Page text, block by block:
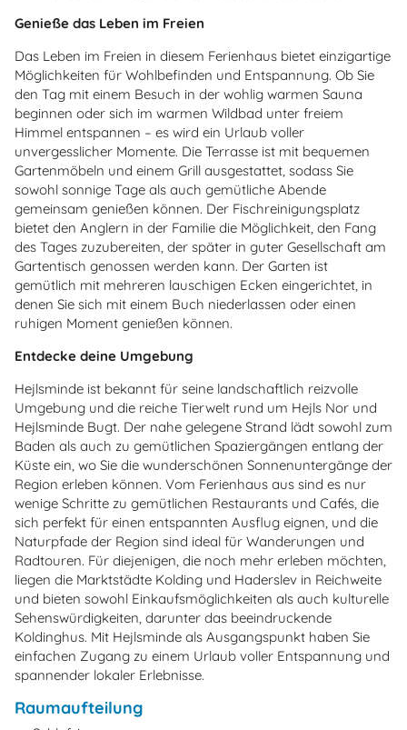
Genieße das Leben im Freien
Das Leben im Freien in diesem Ferienhaus bietet einzigartige
Möglichkeiten für Wohlbefinden und Entspannung. Ob Sie
den Tag mit einem Besuch in der wohlig warmen Sauna
beginnen oder sich im warmen Wildbad unter freiem
Himmel entspannen – es wird ein Urlaub voller
unvergesslicher Momente. Die Terrasse ist mit bequemen
Gartenmöbeln und einem Grill ausgestattet, sodass Sie
sowohl sonnige Tage als auch gemütliche Abende
gemeinsam genießen können. Der Fischreinigungsplatz
bietet den Anglern in der Familie die Möglichkeit, den Fang
des Tages zuzubereiten, der später in guter Gesellschaft am
Gartentisch genossen werden kann. Der Garten ist
gemütlich mit mehreren lauschigen Ecken eingerichtet, in
denen Sie sich mit einem Buch niederlassen oder einen
ruhigen Moment genießen können.
Entdecke deine Umgebung
Hejlsminde ist bekannt für seine landschaftlich reizvolle
Umgebung und die reiche Tierwelt rund um Hejls Nor und
Hejlsminde Bugt. Der nahe gelegene Strand lädt sowohl zum
Baden als auch zu gemütlichen Spaziergängen entlang der
Küste ein, wo Sie die wunderschönen Sonnenuntergänge der
Region erleben können. Vom Ferienhaus aus sind es nur
wenige Schritte zu gemütlichen Restaurants und Cafés, die
sich perfekt für einen entspannten Ausflug eignen, und die
Naturpfade der Region sind ideal für Wanderungen und
Radtouren. Für diejenigen, die noch mehr erleben möchten,
liegen die Marktstädte Kolding und Haderslev in Reichweite
und bieten sowohl Einkaufsmöglichkeiten als auch kulturelle
Sehenswürdigkeiten, darunter das beeindruckende
Koldinghus. Mit Hejlsminde als Ausgangspunkt haben Sie
einfachen Zugang zu einem Urlaub voller Entspannung und
spannender lokaler Erlebnisse.
Raumaufteilung